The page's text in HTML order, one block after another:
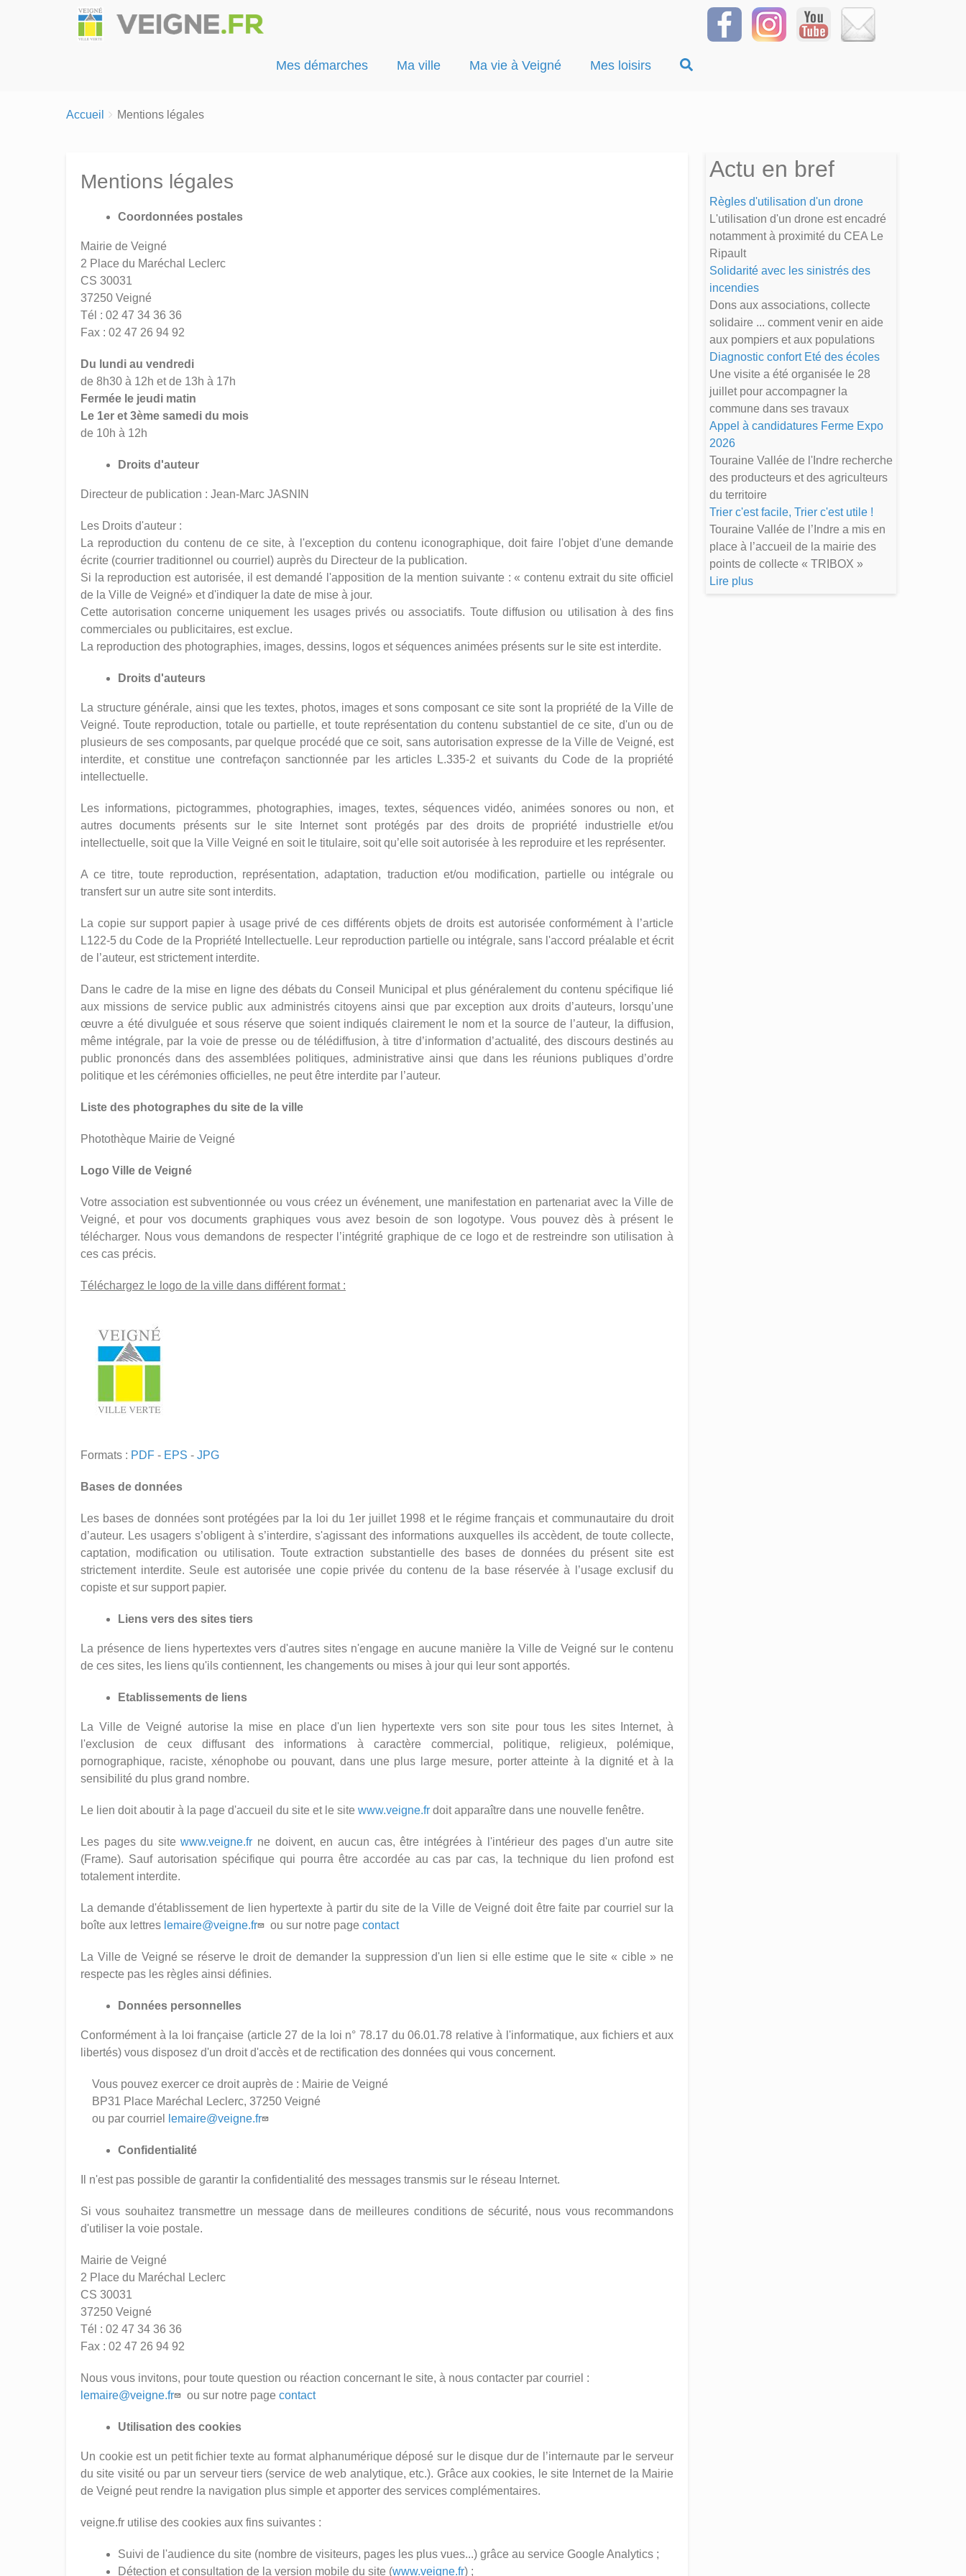
Mes démarches Ma ville Ma vie à Veigné Mes loisirs
Breadcrumbs
You
Accueil Mentions légales
Mentions légales
Coordonnées postales
Mairie de Veigné
2 Place du Maréchal Leclerc
CS 30031
37250 Veigné
Tél : 02 47 34 36 36
Fax : 02 47 26 94 92
Du lundi au vendredi
de 8h30 à 12h et de 13h à 17h
Fermée le jeudi matin
Le 1er et 3ème samedi du mois
de 10h à 12h
Droits d'auteur
Directeur de publication : Jean-Marc JASNIN
Les Droits d'auteur :
La reproduction du contenu de ce site, à l'exception du contenu iconographique, doit faire l'objet d'une demande
écrite (courrier traditionnel ou courriel) auprès du Directeur de la publication.
Si la reproduction est autorisée, il est demandé l'apposition de la mention suivante : « contenu extrait du site officiel
de la Ville de Veigné» et d'indiquer la date de mise à jour.
Cette autorisation concerne uniquement les usages privés ou associatifs. Toute diffusion ou utilisation à des fins
commerciales ou publicitaires, est exclue.
La reproduction des photographies, images, dessins, logos et séquences animées présents sur le site est interdite.
Droits d'auteurs
La structure générale, ainsi que les textes, photos, images et sons composant ce site sont la propriété de la Ville de
Veigné. Toute reproduction, totale ou partielle, et toute représentation du contenu substantiel de ce site, d'un ou de
plusieurs de ses composants, par quelque procédé que ce soit, sans autorisation expresse de la Ville de Veigné, est
interdite, et constitue une contrefaçon sanctionnée par les articles L.335-2 et suivants du Code de la propriété
intellectuelle.
Les informations, pictogrammes, photographies, images, textes, séquences vidéo, animées sonores ou non, et
autres documents présents sur le site Internet sont protégés par des droits de propriété industrielle et/ou
intellectuelle, soit que la Ville Veigné en soit le titulaire, soit qu’elle soit autorisée à les reproduire et les représenter.
A ce titre, toute reproduction, représentation, adaptation, traduction et/ou modification, partielle ou intégrale ou
transfert sur un autre site sont interdits.
La copie sur support papier à usage privé de ces différents objets de droits est autorisée conformément à l’article
L122-5 du Code de la Propriété Intellectuelle. Leur reproduction partielle ou intégrale, sans l'accord préalable et écrit
de l’auteur, est strictement interdite.
Dans le cadre de la mise en ligne des débats du Conseil Municipal et plus généralement du contenu spécifique lié
aux missions de service public aux administrés citoyens ainsi que par exception aux droits d’auteurs, lorsqu’une
œuvre a été divulguée et sous réserve que soient indiqués clairement le nom et la source de l’auteur, la diffusion,
même intégrale, par la voie de presse ou de télédiffusion, à titre d’information d’actualité, des discours destinés au
public prononcés dans des assemblées politiques, administrative ainsi que dans les réunions publiques d’ordre
politique et les cérémonies officielles, ne peut être interdite par l’auteur.
Liste des photographes du site de la ville
Photothèque Mairie de Veigné
Logo Ville de Veigné
Votre association est subventionnée ou vous créez un événement, une manifestation en partenariat avec la Ville de
Veigné, et pour vos documents graphiques vous avez besoin de son logotype. Vous pouvez dès à présent le
télécharger. Nous vous demandons de respecter l’intégrité graphique de ce logo et de restreindre son utilisation à
ces cas précis.
Téléchargez le logo de la ville dans différent format :
Formats : PDF - EPS - JPG
Bases de données
Les bases de données sont protégées par la loi du 1er juillet 1998 et le régime français et communautaire du droit
d’auteur. Les usagers s’obligent à s’interdire, s'agissant des informations auxquelles ils accèdent, de toute collecte,
captation, modification ou utilisation. Toute extraction substantielle des bases de données du présent site est
strictement interdite. Seule est autorisée une copie privée du contenu de la base réservée à l’usage exclusif du
copiste et sur support papier.
Liens vers des sites tiers
La présence de liens hypertextes vers d'autres sites n'engage en aucune manière la Ville de Veigné sur le contenu
de ces sites, les liens qu'ils contiennent, les changements ou mises à jour qui leur sont apportés.
Etablissements de liens
La Ville de Veigné autorise la mise en place d'un lien hypertexte vers son site pour tous les sites Internet, à
l'exclusion de ceux diffusant des informations à caractère commercial, politique, religieux, polémique,
pornographique, raciste, xénophobe ou pouvant, dans une plus large mesure, porter atteinte à la dignité et à la
sensibilité du plus grand nombre.
Le lien doit aboutir à la page d'accueil du site et le site www.veigne.fr doit apparaître dans une nouvelle fenêtre.
Les pages du sitewww.veigne.fr ne doivent, en aucun cas, être intégrées à l'intérieur des pages d'un autre site
(Frame). Sauf autorisation spécifique qui pourra être accordée au cas par cas, la technique du lien profond est
totalement interdite.
La demande d'établissement de lien hypertexte à partir du site de la Ville de Veigné doit être faite par courriel sur la
boîte aux lettres lemaire@veigne.fr ou sur notre page contact
La Ville de Veigné se réserve le droit de demander la suppression d'un lien si elle estime que le site « cible » ne
respecte pas les règles ainsi définies.
Données personnelles
Conformément à la loi française (article 27 de la loi n° 78.17 du 06.01.78 relative à l'informatique, aux fichiers et aux
libertés) vous disposez d'un droit d'accès et de rectification des données qui vous concernent.
Vous pouvez exercer ce droit auprès de : Mairie de Veigné
BP31 Place Maréchal Leclerc, 37250 Veigné
ou par courriel
lemaire@veigne.fr
Confidentialité
Il n'est pas possible de garantir la confidentialité des messages transmis sur le réseau Internet.
Si vous souhaitez transmettre un message dans de meilleures conditions de sécurité, nous vous recommandons
d'utiliser la voie postale.
Mairie de Veigné
2 Place du Maréchal Leclerc
CS 30031
37250 Veigné
Tél : 02 47 34 36 36
Fax : 02 47 26 94 92
Nous vous invitons, pour toute question ou réaction concernant le site, à nous contacter par courriel :
lemaire@veigne.fr
ou sur notre page contact
Utilisation des cookies
Un cookie est un petit fichier texte au format alphanumérique déposé sur le disque dur de l’internaute par le serveur
du site visité ou par un serveur tiers (service de web analytique, etc.). Grâce aux cookies, le site Internet de la Mairie
de Veigné peut rendre la navigation plus simple et apporter des services complémentaires.
veigne.fr utilise des cookies aux fins suivantes :
Suivi de l'audience du site (nombre de visiteurs, pages les plus vues...) grâce au service Google Analytics ;
Détection et consultation de la version mobile du site (www.veigne.fr) ;
Actu en bref
Règles d'utilisation d'un drone
L'utilisation d'un drone est encadré
notamment à proximité du CEA Le
Ripault
Solidarité avec les sinistrés des
incendies
Dons aux associations, collecte
solidaire ... comment venir en aide
aux pompiers et aux populations
Diagnostic confort Eté des écoles
Une visite a été organisée le 28
juillet pour accompagner la
commune dans ses travaux
Appel à candidatures Ferme Expo
2026
Touraine Vallée de l'Indre recherche
des producteurs et des agriculteurs
du territoire
Trier c'est facile, Trier c'est utile !
Touraine Vallée de l’Indre a mis en
place à l’accueil de la mairie des
points de collecte « TRIBOX »
Lire plus